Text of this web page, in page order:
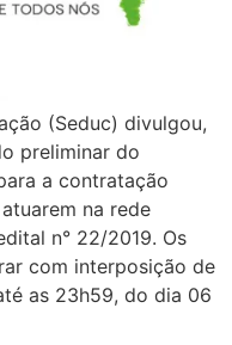
(Seduc) divulgou,
preliminar do
a contratação
na rede
n° 22/2019. Os
com interposição de
as 23h59, do dia 06